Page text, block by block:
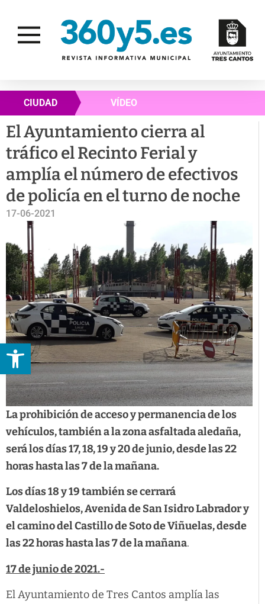
Abrir barra de herramientas
CIUDAD VÍDEO
El Ayuntamiento cierra al
tráfico el Recinto Ferial y
amplía el número de efectivos
de policía en el turno de noche
17-06-2021
La prohibición de acceso y permanencia de los
vehículos, también a la zona asfaltada aledaña,
será los días 17, 18, 19 y 20 de junio, desde las 22
horas hasta las 7 de la mañana.
Los días 18 y 19 también se cerrará
Valdeloshielos, Avenida de San Isidro Labrador y
el camino del Castillo de Soto de Viñuelas, desde
las 22 horas hasta las 7 de la mañana.
17 de junio de 2021.-
El Ayuntamiento de Tres Cantos amplía las